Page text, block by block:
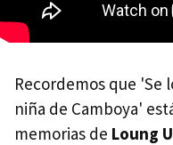
Recordemos que 'Se
niña de Camboya'
memorias de Loung